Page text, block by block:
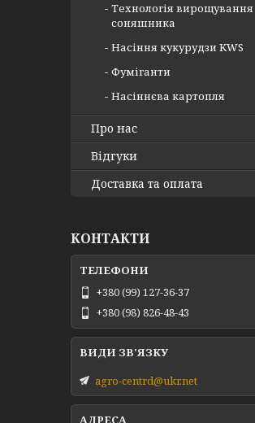
Технологія вирощування
соняшника
Насіння кукурудзи KWS
Фуміганти
Насіннєва картопля
Про нас
Відгуки
Доставка та оплата
КОНТАКТИ
+380 (99) 127-36-37
+380 (98) 826-48-43
agro-centrd@ukr.net